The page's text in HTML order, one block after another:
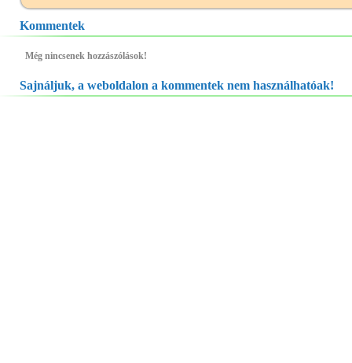
Kommentek
Még nincsenek hozzászólások!
Sajnáljuk, a weboldalon a kommentek nem használhatóak!